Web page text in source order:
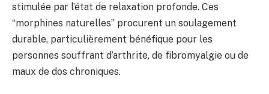
stimulée par l’état de relaxation profonde. Ces
“morphines naturelles” procurent un soulagement
durable, particulièrement bénéfique pour les
personnes souffrant d’arthrite, de fibromyalgie ou de
maux de dos chroniques.